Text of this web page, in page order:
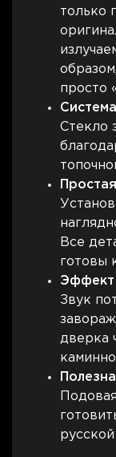
только
просто
Стекло
Все
готовы
Эффект
Звук
дверка